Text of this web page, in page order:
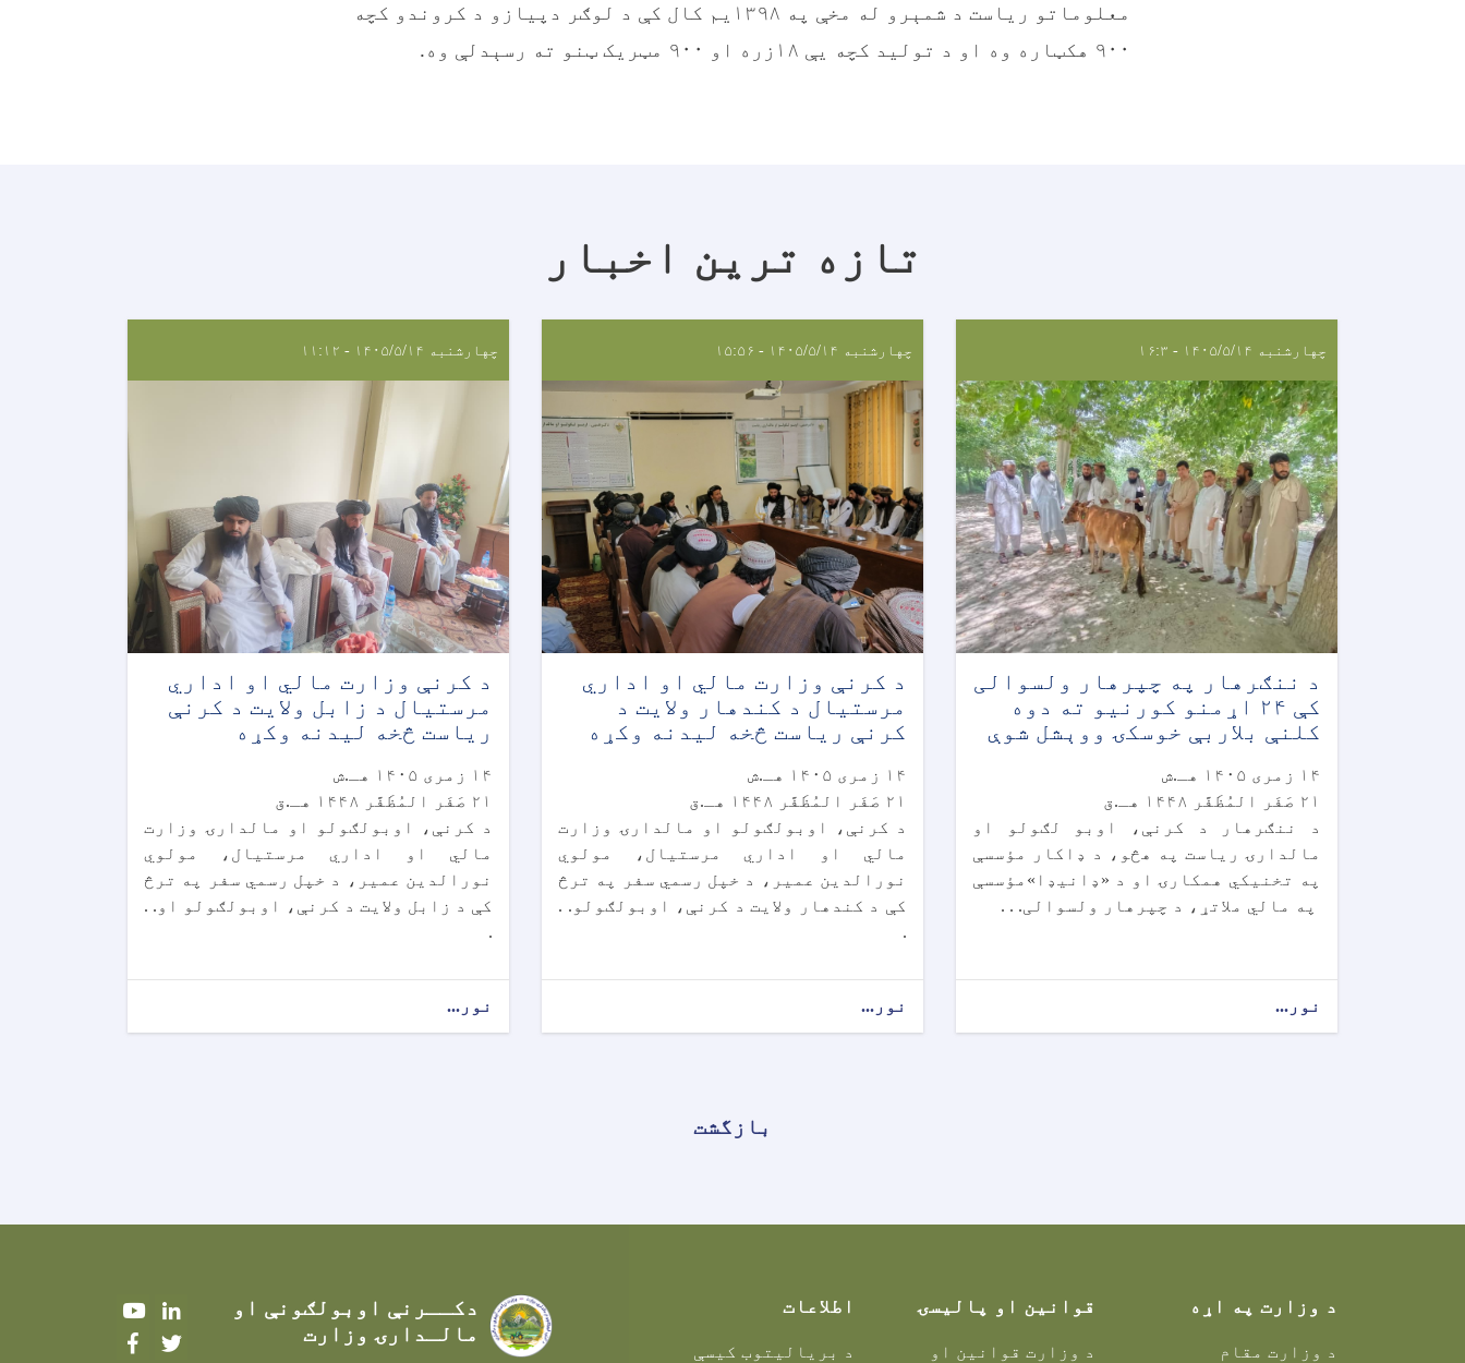
معلوماتو ریاست د شمېرو له مخې په ۱۳۹۸یم کال کې د لوګر دپیازو د کروندو کچه
۹۰۰ هکټاره وه او د تولید کچه یې ۱۸زره او ۹۰۰ مټریک ټنو ته رسېدلې وه.
تازه ترین اخبار
چهارشنبه ۱۴۰۵/۵/۱۴ - ۱۶:۳
د ننګرهار په چپرهار ولسوالی
کې ۲۴ اړمنو کورنیو ته دوه
کلنې بلاربې خوسکۍ ووېشل شوې
۱۴ زمری ۱۴۰۵ هـ.ش
۲۱ صَفَر المُظَفَّر ۱۴۴۸ هـ.ق
د ننګرهار د کرنې، اوبو لګولو او
مالدارۍ ریاست په هڅو، د ډاکار مؤسسې
په تخنیکي همکارۍ او د «ډانیډا»مؤسسې
په مالي ملاتړ، د چپرهار ولسوالی. . .
نور...
چهارشنبه ۱۴۰۵/۵/۱۴ - ۱۵:۵۶
د کرنې وزارت مالي او اداري
مرستیال د کندهار ولايت د
کرنې رياست څخه ليدنه وکړه
۱۴ زمری ۱۴۰۵ هـ.ش
۲۱ صَفَر المُظَفَّر ۱۴۴۸ هـ.ق
د کرنې، اوبولګولو او مالدارۍ وزارت
مالي او اداري مرستیال، مولوي
نورالدين عمير، د خپل رسمي سفر په ترڅ
کې د کندهار ولايت د کرنې، اوبولګولو. .
.
نور...
چهارشنبه ۱۴۰۵/۵/۱۴ - ۱۱:۱۲
د کرنې وزارت مالي او اداري
مرستیال د زابل ولايت د کرنې
رياست څخه ليدنه وکړه
۱۴ زمری ۱۴۰۵ هـ.ش
۲۱ صَفَر المُظَفَّر ۱۴۴۸ هـ.ق
د کرنې، اوبولګولو او مالدارۍ وزارت
مالي او اداري مرستیال، مولوي
نورالدين عمير، د خپل رسمي سفر په ترڅ
کې د زابل ولايت د کرنې، اوبولګولو او. .
.
نور...
بازگشت
د وزارت په اړه
د وزارت مقام
قوانین او پالیسۍ
د وزارت قوانین او
اطلاعات
د بریالیتوب کیسې
دکــرنې اوبولګونې او
مالـدارۍ وزارت
YoutubeLinkedIn
Facebook